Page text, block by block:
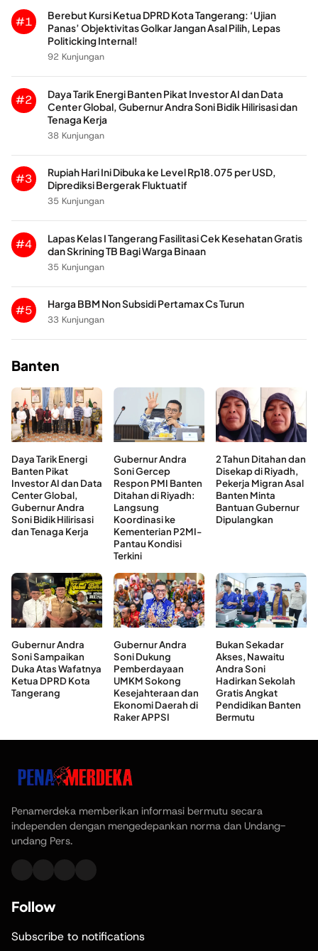
#1
Berebut Kursi Ketua DPRD Kota Tangerang: ‘Ujian
Panas’ Objektivitas Golkar Jangan Asal Pilih, Lepas
Politicking Internal!
92 Kunjungan
#2
Daya Tarik Energi Banten Pikat Investor AI dan Data
Center Global, Gubernur Andra Soni Bidik Hilirisasi dan
Tenaga Kerja
38 Kunjungan
#3
Rupiah Hari Ini Dibuka ke Level Rp18.075 per USD,
Diprediksi Bergerak Fluktuatif
35 Kunjungan
#4
Lapas Kelas I Tangerang Fasilitasi Cek Kesehatan Gratis
dan Skrining TB Bagi Warga Binaan
35 Kunjungan
#5
Harga BBM Non Subsidi Pertamax Cs Turun
33 Kunjungan
Banten
Daya Tarik Energi
Banten Pikat
Investor AI dan Data
Center Global,
Gubernur Andra
Soni Bidik Hilirisasi
dan Tenaga Kerja
Gubernur Andra
Soni Gercep
Respon PMI Banten
Ditahan di Riyadh:
Langsung
Koordinasi ke
Kementerian P2MI-
Pantau Kondisi
Terkini
2 Tahun Ditahan dan
Disekap di Riyadh,
Pekerja Migran Asal
Banten Minta
Bantuan Gubernur
Dipulangkan
Gubernur Andra
Soni Sampaikan
Duka Atas Wafatnya
Ketua DPRD Kota
Tangerang
Gubernur Andra
Soni Dukung
Pemberdayaan
UMKM Sokong
Kesejahteraan dan
Ekonomi Daerah di
Raker APPSI
Bukan Sekadar
Akses, Nawaitu
Andra Soni
Hadirkan Sekolah
Gratis Angkat
Pendidikan Banten
Bermutu
Penamerdeka memberikan informasi bermutu secara
independen dengan mengedepankan norma dan Undang-
undang Pers.
Follow
Subscribe to notifications